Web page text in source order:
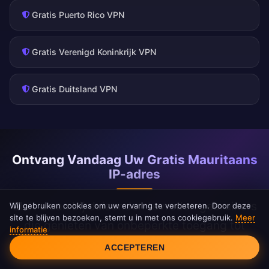
Gratis Puerto Rico VPN
Gratis Verenigd Koninkrijk VPN
Gratis Duitsland VPN
Ontvang Vandaag Uw Gratis Mauritaans
IP-adres
Sluit u aan bij duizenden tevreden gebruikers
die genieten van onbeperkte toegang tot
Mauritaanse content met FreeAndroidVPN
Cookietoestemming
Wij gebruiken cookies om uw ervaring te verbeteren. Door deze
site te blijven bezoeken, stemt u in met ons cookiegebruik. Meer
informatie
ACCEPTEREN